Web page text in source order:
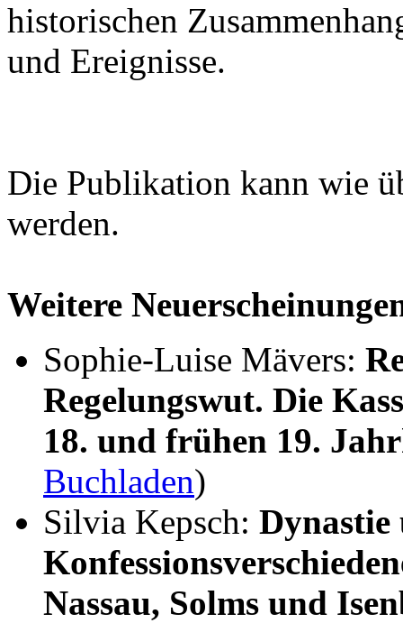
historischen
und Ereignisse.
Die Publikation kann wie
werden.
Weitere
Sophie-Luise Mävers:
Regelungswut. Die
18. und frühen 19.
Buchladen)
Silvia Kepsch: Dynastie
Nassau, Solms und